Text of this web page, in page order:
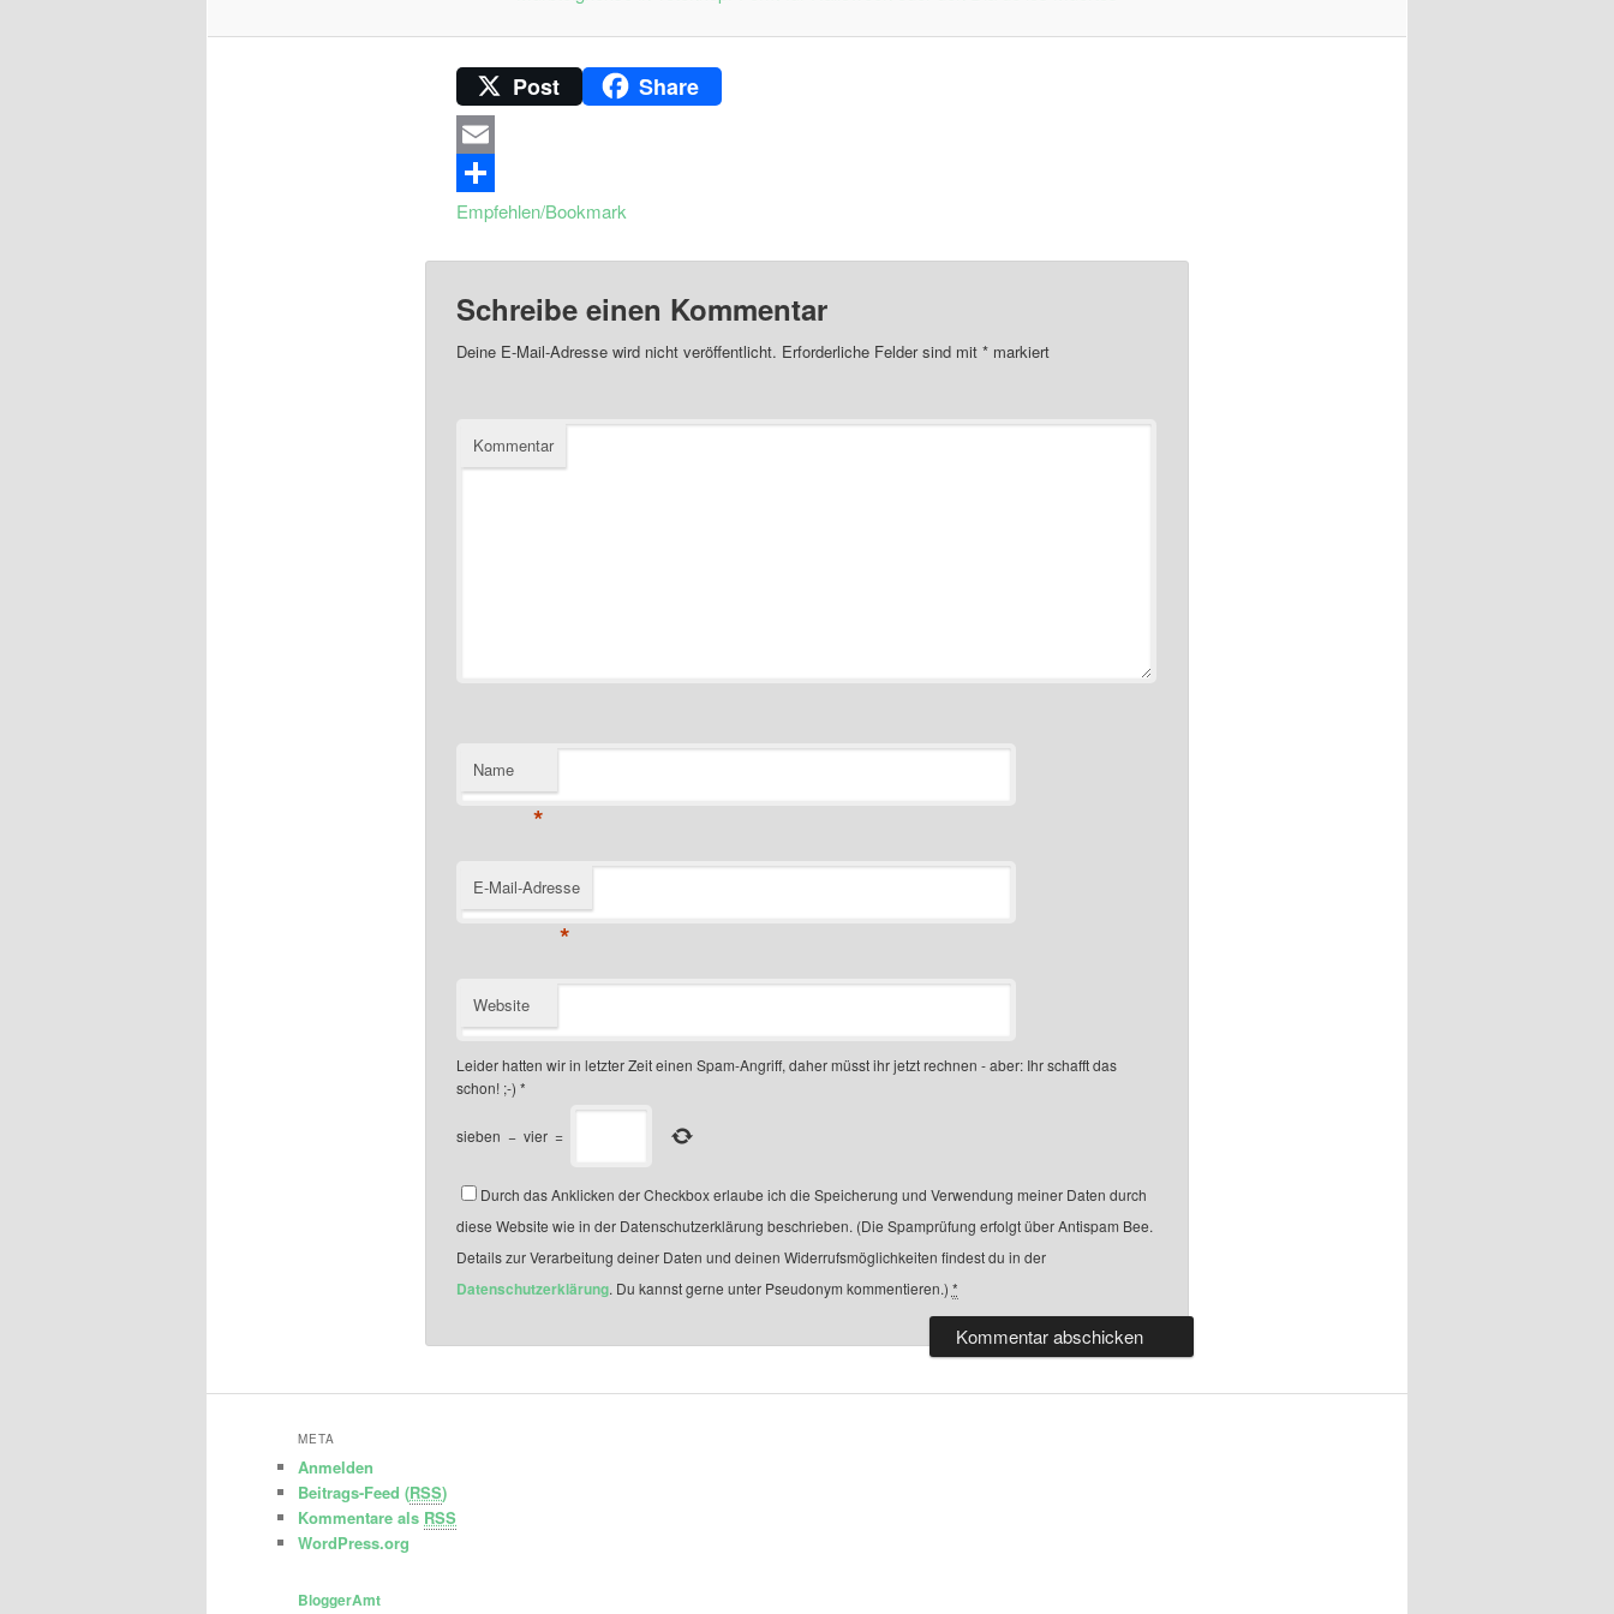
Post Share
Email
Empfehlen/Bookmark
Schreibe einen Kommentar
Deine E-Mail-Adresse wird nicht veröffentlicht. Erforderliche Felder sind mit *markiert
Kommentar
Name
*
E-Mail-Adresse
*
Website
Leider hatten wir in letzter Zeit einen Spam-Angriff, daher müsst ihr jetzt rechnen - aber: Ihr schafft das
schon! ;-) *
sieben − vier =
Durch das Anklicken der Checkbox erlaube ich die Speicherung und Verwendung meiner Daten durch
diese Website wie in der Datenschutzerklärung beschrieben. (Die Spamprüfung erfolgt über Antispam Bee.
Details zur Verarbeitung deiner Daten und deinen Widerrufsmöglichkeiten findest du in der
Datenschutzerklärung. Du kannst gerne unter Pseudonym kommentieren.) *
META
Anmelden
Beitrags-Feed (RSS)
Kommentare als RSS
WordPress.org
BloggerAmt